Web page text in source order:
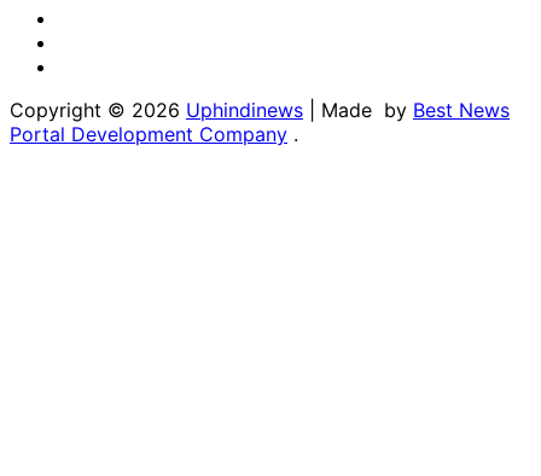
Copyright © 2026 Uphindinews | Made by Best News
Portal Development Company .